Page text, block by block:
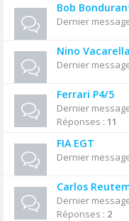
Bob
Dernier
Nino
Dernier
Ferrari P4/5
Dernier
Réponses : 11
FIA EGT
Dernier
Carlos
Dernier
Réponses : 2